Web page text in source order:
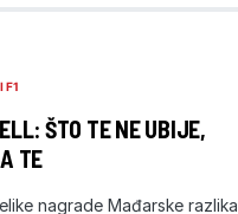
F1
ŠTO TE NE UBIJE,
TE
nagrade Mađarske razlika